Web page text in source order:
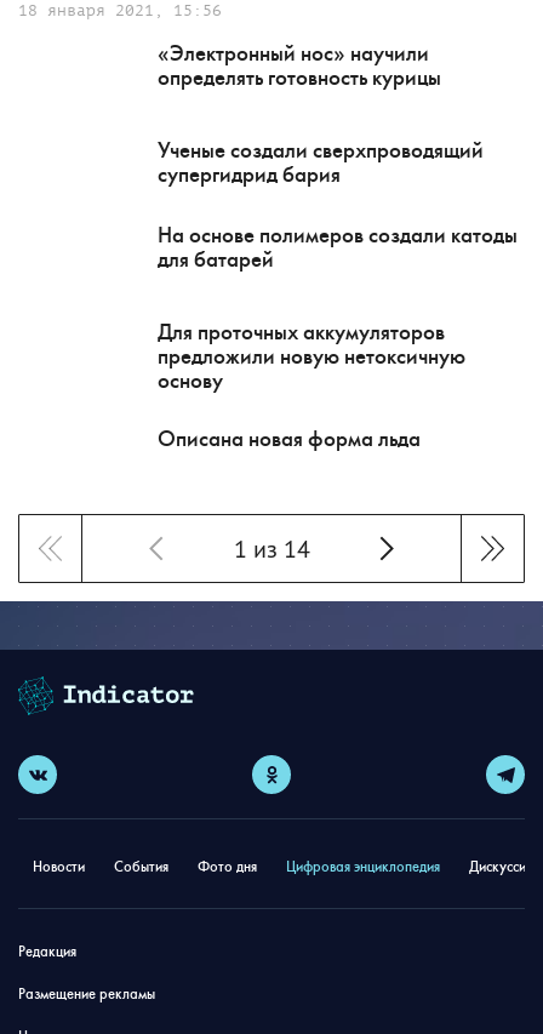
18 января 2021, 15:56
«Электронный нос» научили
определять готовность курицы
Ученые создали сверхпроводящий
супергидрид бария
На основе полимеров создали катоды
для батарей
Для проточных аккумуляторов
предложили новую нетоксичную
основу
Описана новая форма льда
1 из 14
Новости События Фото дня Цифровая энциклопедия
Редакция
Размещение рекламы